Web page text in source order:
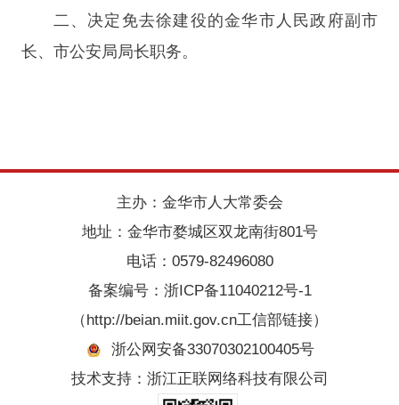
二、决定免去徐建役的金华市人民政府副市
长、市公安局局长职务。
主办：金华市人大常委会
地址：金华市婺城区双龙南街801号
电话：0579-82496080
备案编号： 浙ICP备11040212号-1
（http://beian.miit.gov.cn工信部链接）
浙公网安备33070302100405号
技术支持：浙江正联网络科技有限公司